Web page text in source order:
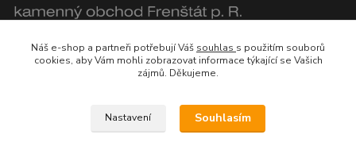
mobil 605 268 512
Po-Pá, 8-16 hod.
Náš e-shop a partneři potřebují Váš souhlas s použitím souborů
cookies, aby Vám mohli zobrazovat informace týkající se Vašich
zájmů. Děkujeme.
Nastavení Souhlasím